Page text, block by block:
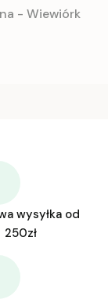
- Wiewiórk
wysyłka od
250zł